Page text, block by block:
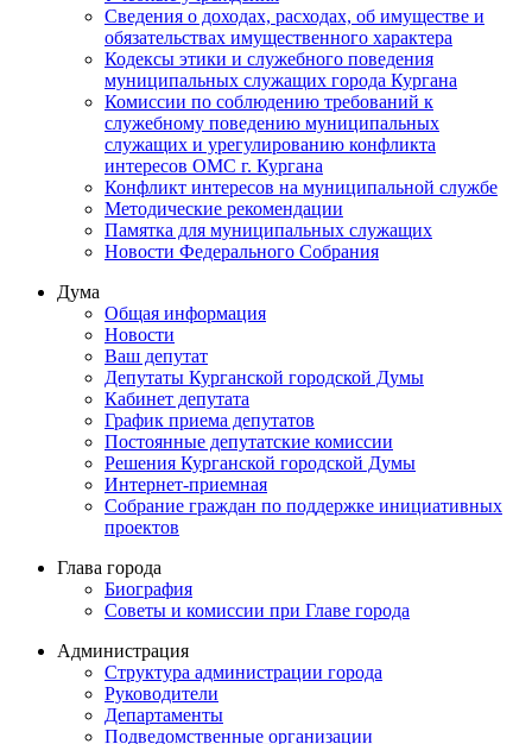
Сведения о доходах, расходах, об имуществе и
обязательствах имущественного характера
Кодексы этики и служебного поведения
муниципальных служащих города Кургана
Комиссии по соблюдению требований к
служебному поведению муниципальных
служащих и урегулированию конфликта
интересов ОМС г. Кургана
Конфликт интересов на муниципальной службе
Методические рекомендации
Памятка для муниципальных служащих
Новости Федерального Cобрания
Дума
Общая информация
Новости
Ваш депутат
Депутаты Курганской городской Думы
Кабинет депутата
График приема депутатов
Постоянные депутатские комиссии
Решения Курганской городской Думы
Интернет-приемная
Собрание граждан по поддержке инициативных
проектов
Глава города
Биография
Советы и комиссии при Главе города
Администрация
Структура администрации города
Руководители
Департаменты
Подведомственные организации